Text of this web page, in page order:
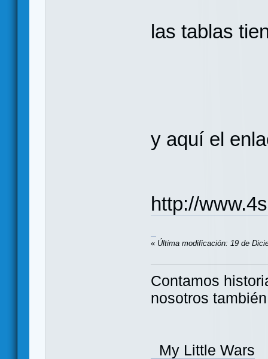
las tablas
y aquí el
http://
« Última modificación: 19 de
Contamos
nosotros
My Little Wars